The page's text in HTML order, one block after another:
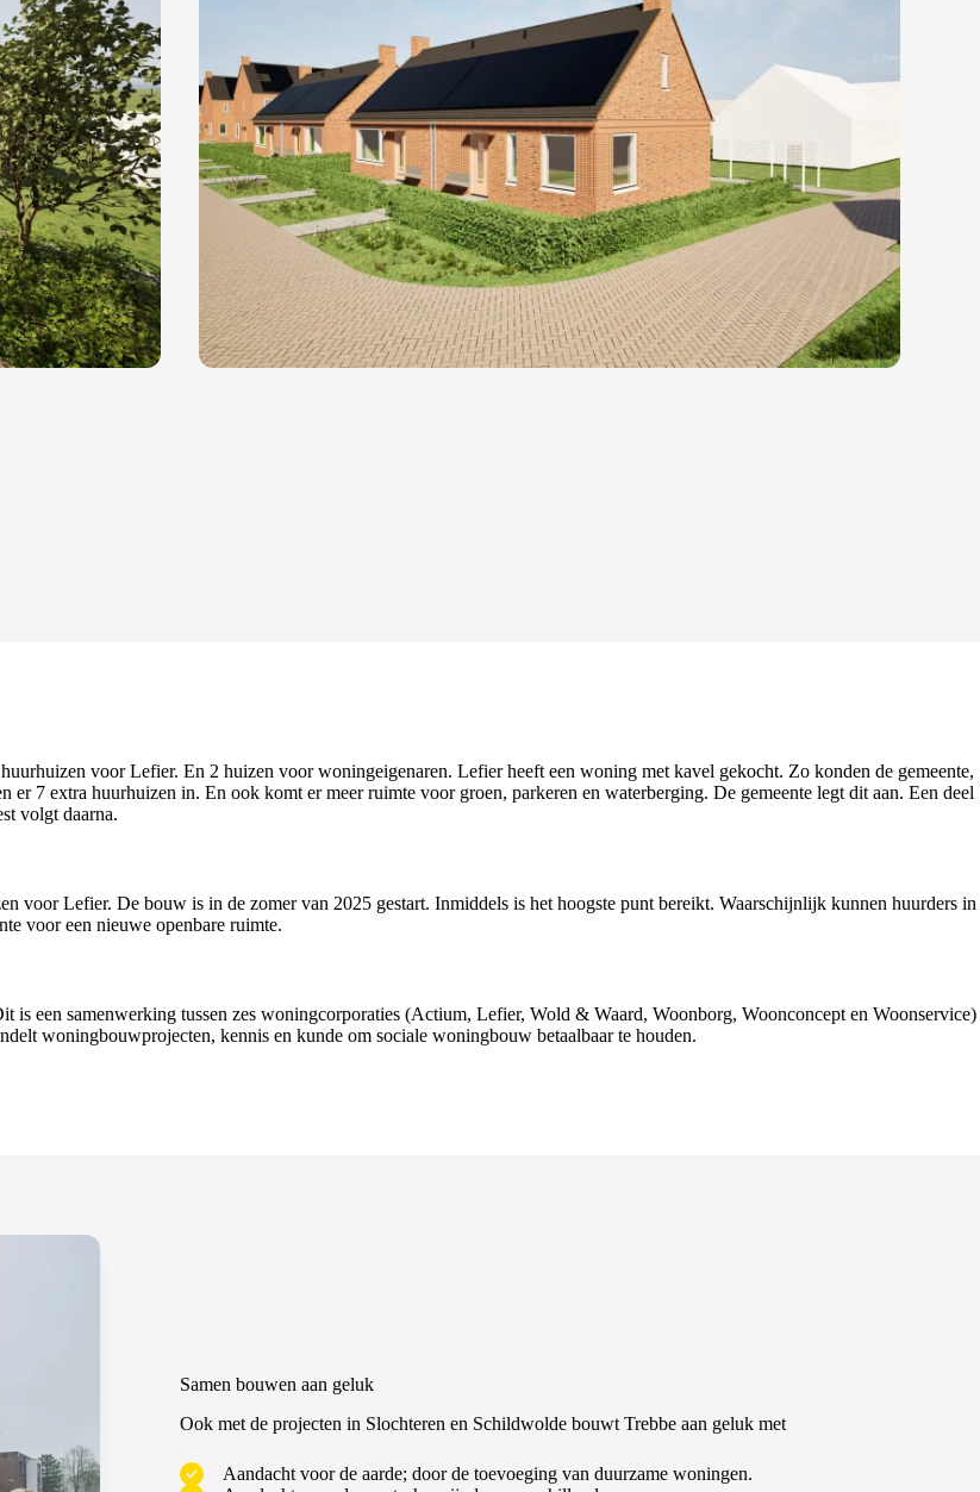
voor Lefier. En 2 huizen voor woningeigenaren. Lefier heeft een woning met kavel gekocht. Zo konden de gemeente,
7 extra huurhuizen in. En ook komt er meer ruimte voor groen, parkeren en waterberging. De gemeente legt dit aan. Een deel
volgt daarna.
voor Lefier. De bouw is in de zomer van 2025 gestart. Inmiddels is het hoogste punt bereikt. Waarschijnlijk kunnen huurders in
voor een nieuwe openbare ruimte.
een samenwerking tussen zes woningcorporaties (Actium, Lefier, Wold & Waard, Woonborg, Woonconcept en Woonservice)
woningbouwprojecten, kennis en kunde om sociale woningbouw betaalbaar te houden.
Samen bouwen aan geluk
Ook met de projecten in Slochteren en Schildwolde bouwt Trebbe aan geluk met
Aandacht voor de aarde; door de toevoeging van duurzame woningen.